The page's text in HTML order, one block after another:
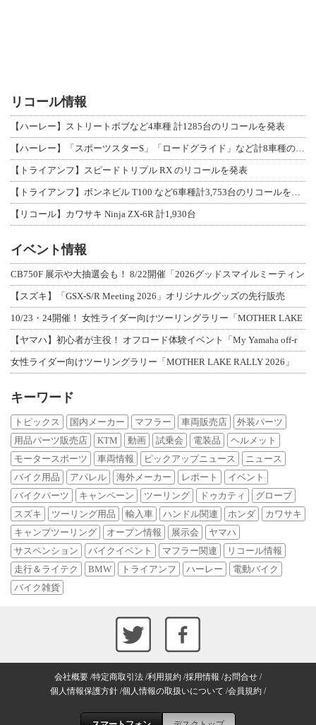
リコール情報
【ハーレー】ストリートボブなど4車種 計1285台のリコールを発表
【ハーレー】「スポーツスターS」「ロードグライド」など計8車種のリコールを発表
【トライアンフ】スピードトリプル RX のリコールを発表
【トライアンフ】ボンネビル T100 など6車種計3,753台のリコールを発表
【リコール】カワサキ Ninja ZX-6R 計1,930台
イベント情報
CB750F 展示や大抽選会も！ 8/22開催「2026グッドスマイルミーティン
【スズキ】「GSX-S/R Meeting 2026」オリジナルグッズの先行販売
10/23・24開催！ 女性ライダー向けツーリングラリー「MOTHER LAKE
【ヤマハ】初心者が主役！ オフロード体験イベント「My Yamaha off-r
女性ライダー向けツーリングラリー「MOTHER LAKE RALLY 2026」
キーワード
トピックス 国内メーカー マフラー 車両販売店
外装パーツ
用品パーツ販売店
KTM 動画 試乗会 電装品
ヘルメット
モータースポーツ
車両情報 ピックアップニュース
ニュース
バイク用品
アパレル 海外メーカー レポート
イベント
バイクパーツ
キャンペーン ツーリング ドゥカティ
グローブ
スズキ
ツーリング用品 輸入車 ハンドル関連 ホンダ
カワサキ
キャンプツーリング
オープン情報 展示会
ヤマハ
サスペンション
バイクイベント マフラー関連
リコール情報
走行＆ライテク
BMW トライアンフ ハーレー
電動バイク
バイク雑貨
会社概要 特定商取引法 利用規約 採用情報 お問合せ
個人情報保護方針 個人情報の取扱いについて 会員規約